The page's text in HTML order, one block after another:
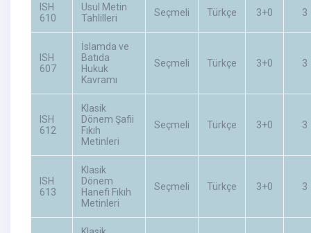
ISH
610
Usul Metin
Tahlilleri
Seçmeli Türkçe 3+0 3
ISH
607
İslamda ve
Batıda
Hukuk
Kavramı
Seçmeli Türkçe 3+0 3
ISH
612
Klasik
Dönem Şafii
Fıkıh
Metinleri
Seçmeli Türkçe 3+0 3
ISH
613
Klasik
Dönem
Hanefi Fıkıh
Metinleri
Seçmeli Türkçe 3+0 3